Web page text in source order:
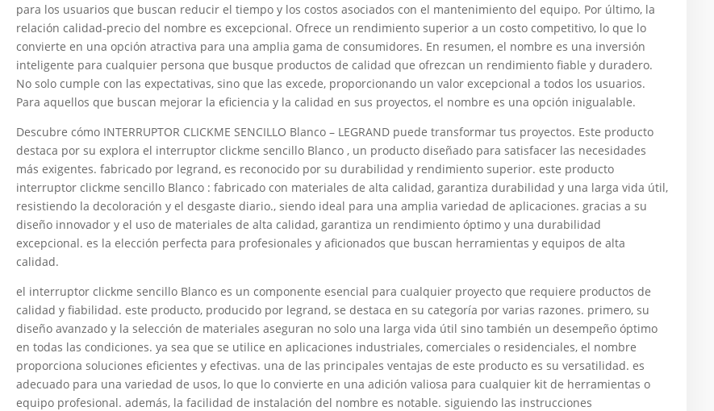
para los usuarios que buscan reducir el tiempo y los costos asociados con el mantenimiento del equipo. Por último, la
relación calidad-precio del nombre es excepcional. Ofrece un rendimiento superior a un costo competitivo, lo que lo
convierte en una opción atractiva para una amplia gama de consumidores. En resumen, el nombre es una inversión
inteligente para cualquier persona que busque productos de calidad que ofrezcan un rendimiento fiable y duradero.
No solo cumple con las expectativas, sino que las excede, proporcionando un valor excepcional a todos los usuarios.
Para aquellos que buscan mejorar la eficiencia y la calidad en sus proyectos, el nombre es una opción inigualable.
Descubre cómo INTERRUPTOR CLICKME SENCILLO Blanco – LEGRAND puede transformar tus proyectos. Este producto
destaca por su explora el interruptor clickme sencillo Blanco , un producto diseñado para satisfacer las necesidades
más exigentes. fabricado por legrand, es reconocido por su durabilidad y rendimiento superior. este producto
interruptor clickme sencillo Blanco : fabricado con materiales de alta calidad, garantiza durabilidad y una larga vida útil,
resistiendo la decoloración y el desgaste diario., siendo ideal para una amplia variedad de aplicaciones. gracias a su
diseño innovador y el uso de materiales de alta calidad, garantiza un rendimiento óptimo y una durabilidad
excepcional. es la elección perfecta para profesionales y aficionados que buscan herramientas y equipos de alta
calidad.
el interruptor clickme sencillo Blanco es un componente esencial para cualquier proyecto que requiere productos de
calidad y fiabilidad. este producto, producido por legrand, se destaca en su categoría por varias razones. primero, su
diseño avanzado y la selección de materiales aseguran no solo una larga vida útil sino también un desempeño óptimo
en todas las condiciones. ya sea que se utilice en aplicaciones industriales, comerciales o residenciales, el nombre
proporciona soluciones eficientes y efectivas. una de las principales ventajas de este producto es su versatilidad. es
adecuado para una variedad de usos, lo que lo convierte en una adición valiosa para cualquier kit de herramientas o
equipo profesional. además, la facilidad de instalación del nombre es notable. siguiendo las instrucciones